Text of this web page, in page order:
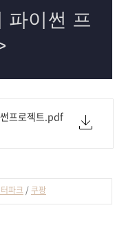
프로젝트.pdf
파크 / 쿠팡